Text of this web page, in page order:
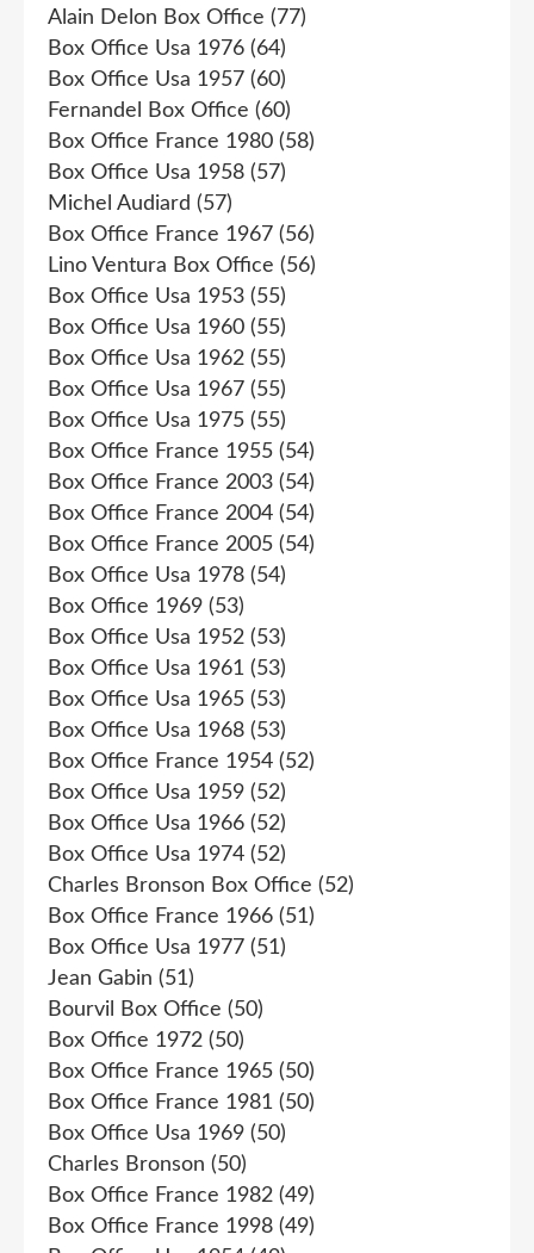
Alain Delon Box Office (77)
Box Office Usa 1976 (64)
Box Office Usa 1957 (60)
Fernandel Box Office (60)
Box Office France 1980 (58)
Box Office Usa 1958 (57)
Michel Audiard (57)
Box Office France 1967 (56)
Lino Ventura Box Office (56)
Box Office Usa 1953 (55)
Box Office Usa 1960 (55)
Box Office Usa 1962 (55)
Box Office Usa 1967 (55)
Box Office Usa 1975 (55)
Box Office France 1955 (54)
Box Office France 2003 (54)
Box Office France 2004 (54)
Box Office France 2005 (54)
Box Office Usa 1978 (54)
Box Office 1969 (53)
Box Office Usa 1952 (53)
Box Office Usa 1961 (53)
Box Office Usa 1965 (53)
Box Office Usa 1968 (53)
Box Office France 1954 (52)
Box Office Usa 1959 (52)
Box Office Usa 1966 (52)
Box Office Usa 1974 (52)
Charles Bronson Box Office (52)
Box Office France 1966 (51)
Box Office Usa 1977 (51)
Jean Gabin (51)
Bourvil Box Office (50)
Box Office 1972 (50)
Box Office France 1965 (50)
Box Office France 1981 (50)
Box Office Usa 1969 (50)
Charles Bronson (50)
Box Office France 1982 (49)
Box Office France 1998 (49)